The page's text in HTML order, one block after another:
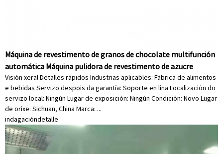
Máquina de revestimento de granos de chocolate multifunción
automática Máquina pulidora de revestimento de azucre
Visión xeral Detalles rápidos Industrias aplicables: Fábrica de alimentos
e bebidas Servizo despois da garantía: Soporte en liña Localización do
servizo local: Ningún Lugar de exposición: Ningún Condición: Novo Lugar
de orixe: Sichuan, China Marca: ...
indagacióndetalle